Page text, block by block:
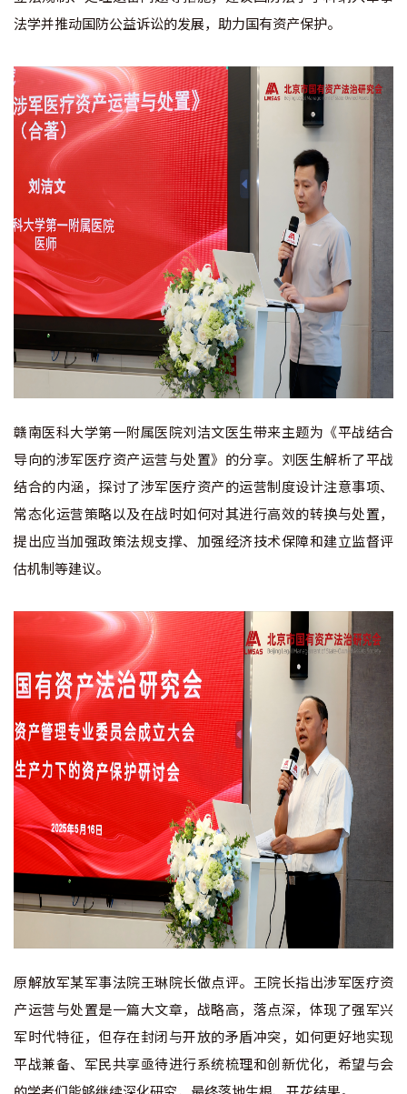
法学并推动国防公益诉讼的发展，助力国有资产保护。
赣南医科大学第一附属医院刘洁文医生带来主题为《平战结合
导向的涉军医疗资产运营与处置》的分享。刘医生解析了平战
结合的内涵，探讨了涉军医疗资产的运营制度设计注意事项、
常态化运营策略以及在战时如何对其进行高效的转换与处置，
提出应当加强政策法规支撑、加强经济技术保障和建立监督评
估机制等建议。
原解放军某军事法院王琳院长做点评。王院长指出涉军医疗资
产运营与处置是一篇大文章，战略高，落点深，体现了强军兴
军时代特征，但存在封闭与开放的矛盾冲突，如何更好地实现
平战兼备、军民共享亟待进行系统梳理和创新优化，希望与会